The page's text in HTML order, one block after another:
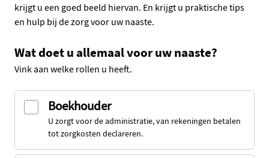
krijgt u een goed beeld hiervan. En krijgt u praktische tips
en hulp bij de zorg voor uw naaste.
Wat doet u allemaal voor uw naaste?
Vink aan welke rollen u heeft.
Boekhouder
U zorgt voor de administratie, van rekeningen betalen
tot zorgkosten declareren.